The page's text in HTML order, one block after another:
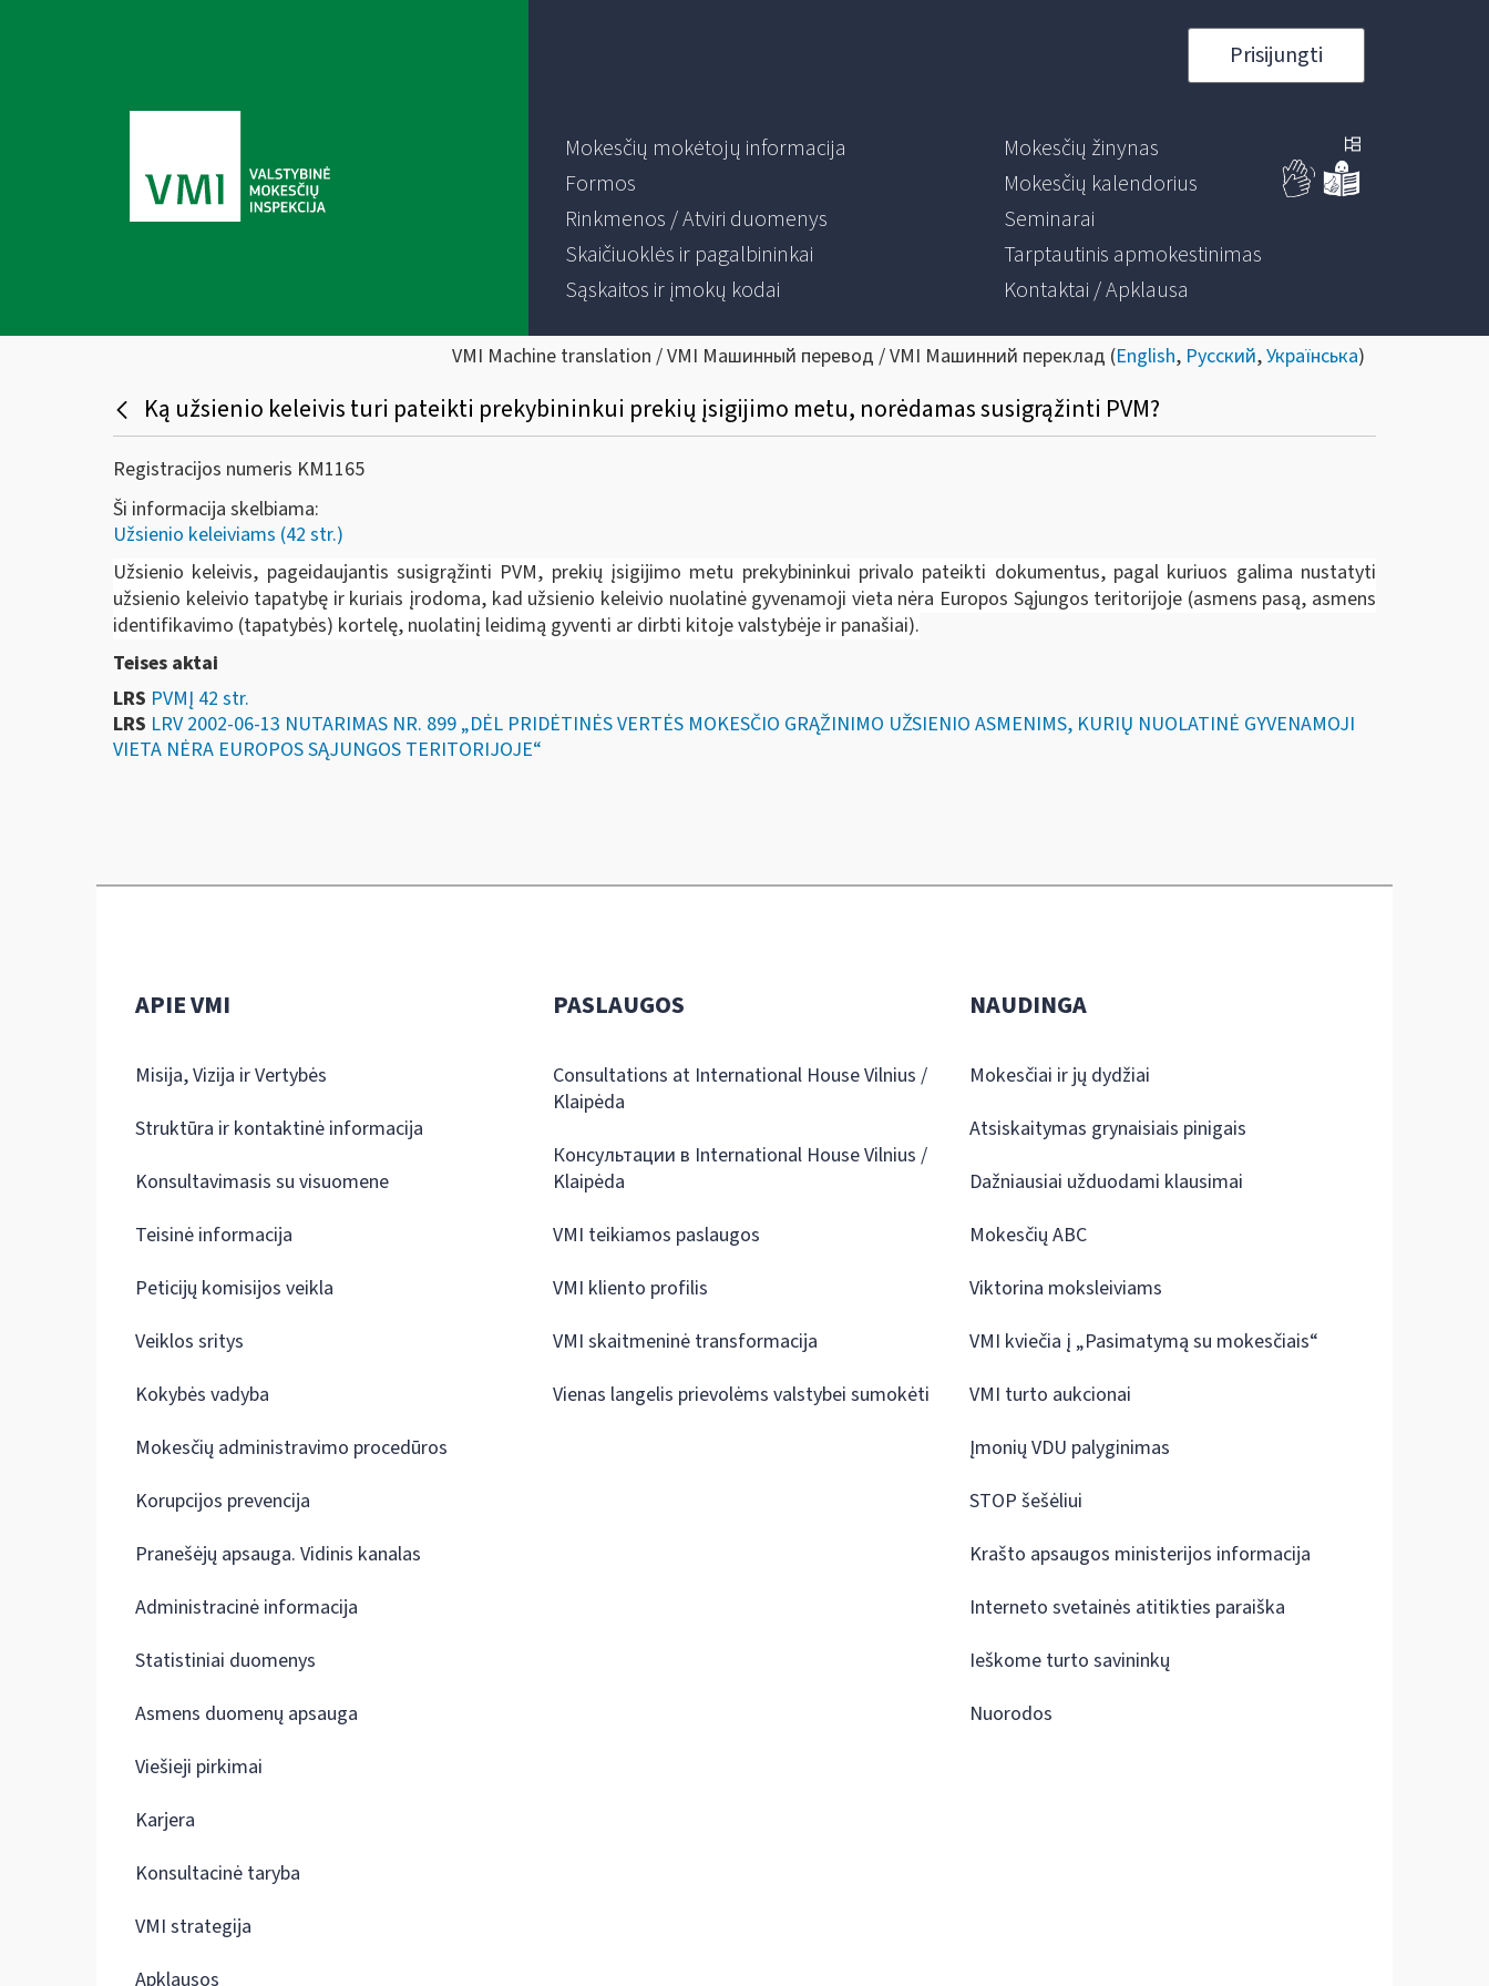
Prisijungti
Mokesčių mokėtojų informacija
Formos
Rinkmenos / Atviri duomenys
Skaičiuoklės ir pagalbininkai
Sąskaitos ir įmokų kodai
Mokesčių žinynas
Mokesčių kalendorius
Seminarai
Tarptautinis apmokestinimas
Kontaktai / Apklausa
VMI Machine translation / VMI Машинный перевод / VMI Машинний переклад (English, Русский,Українська)
Ką užsienio keleivis turi pateikti prekybininkui prekių įsigijimo metu, norėdamas susigrąžinti PVM?
Registracijos numeris KM1165
Ši informacija skelbiama:
Užsienio keleiviams (42 str.)
Užsienio keleivis, pageidaujantis susigrąžinti PVM, prekių įsigijimo metu prekybininkui privalo pateikti dokumentus, pagal kuriuos galima nustatyti
užsienio keleivio tapatybę ir kuriais įrodoma, kad užsienio keleivio nuolatinė gyvenamoji vieta nėra Europos Sąjungos teritorijoje (asmens pasą, asmens
identifikavimo (tapatybės) kortelę, nuolatinį leidimą gyventi ar dirbti kitoje valstybėje ir panašiai).
Teises aktai
LRS PVMĮ 42 str.
LRS LRV 2002-06-13 NUTARIMAS NR. 899 „DĖL PRIDĖTINĖS VERTĖS MOKESČIO GRĄŽINIMO UŽSIENIO ASMENIMS, KURIŲ NUOLATINĖ GYVENAMOJI
VIETA NĖRA EUROPOS SĄJUNGOS TERITORIJOJE“
APIE VMI
Misija, Vizija ir Vertybės
Struktūra ir kontaktinė informacija
Konsultavimasis su visuomene
Teisinė informacija
Peticijų komisijos veikla
Veiklos sritys
Kokybės vadyba
Mokesčių administravimo procedūros
Korupcijos prevencija
Pranešėjų apsauga. Vidinis kanalas
Administracinė informacija
Statistiniai duomenys
Asmens duomenų apsauga
Viešieji pirkimai
Karjera
Konsultacinė taryba
VMI strategija
Apklausos
PASLAUGOS
Consultations at International House Vilnius /
Klaipėda
Консультации в International House Vilnius /
Klaipėda
VMI teikiamos paslaugos
VMI kliento profilis
VMI skaitmeninė transformacija
Vienas langelis prievolėms valstybei sumokėti
NAUDINGA
Mokesčiai ir jų dydžiai
Atsiskaitymas grynaisiais pinigais
Dažniausiai užduodami klausimai
Mokesčių ABC
Viktorina moksleiviams
VMI kviečia į „Pasimatymą su mokesčiais“
VMI turto aukcionai
Įmonių VDU palyginimas
STOP šešėliui
Krašto apsaugos ministerijos informacija
Interneto svetainės atitikties paraiška
Ieškome turto savininkų
Nuorodos